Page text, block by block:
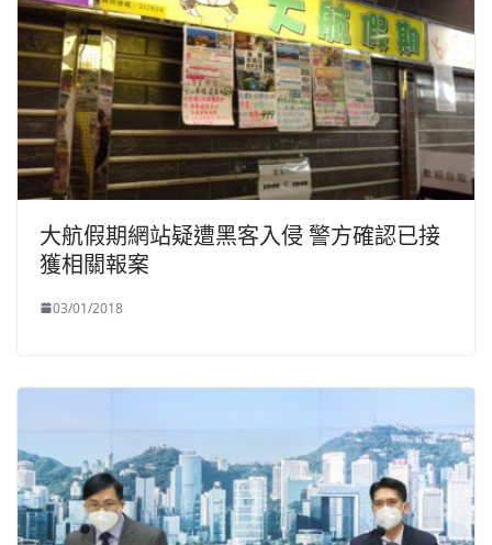
大航假期網站疑遭黑客入侵 警方確認已接
獲相關報案
03/01/2018